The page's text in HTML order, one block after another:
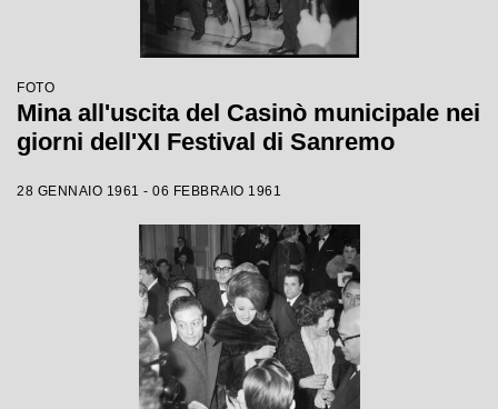
FOTO
Mina all'uscita del Casinò municipale nei
giorni dell'XI Festival di Sanremo
28 GENNAIO 1961 - 06 FEBBRAIO 1961